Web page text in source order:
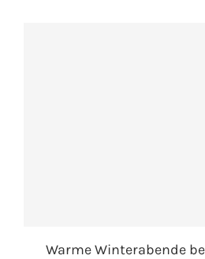
Warme Winterabende